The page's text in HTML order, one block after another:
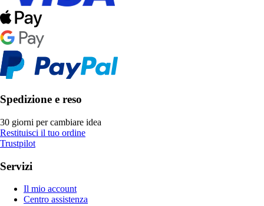
Spedizione e reso
30 giorni per cambiare idea
Restituisci il tuo ordine
Trustpilot
Servizi
Il mio account
Centro assistenza